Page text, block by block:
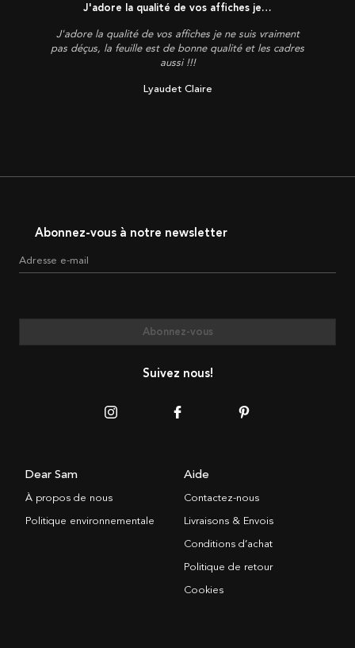
J'adore la qualité de vos affiches je…
J'adore la qualité de vos affiches je ne suis vraiment
pas déçus, la feuille est de bonne qualité et les cadres
aussi !!!
Lyaudet Claire
Abonnez-vous à notre newsletter
Adresse e-mail
Abonnez-vous
Suivez nous!
Dear Sam
À propos de nous
Politique environnementale
Aide
Contactez-nous
Livraisons & Envois
Conditions d’achat
Politique de retour
Cookies